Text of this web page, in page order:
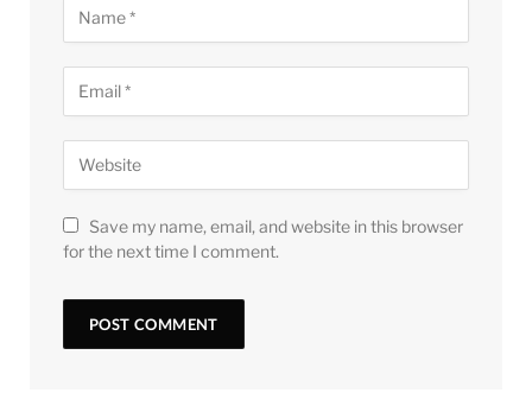
Save my name, email, and website in this browser
for the next time I comment.